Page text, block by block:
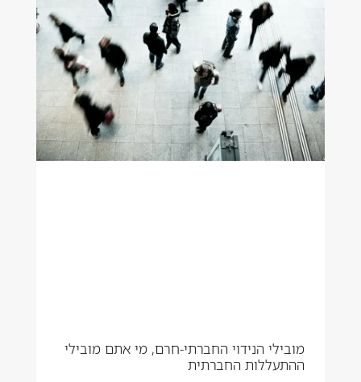
מובילי הנידוי החברתי-חרם, מי אתם מובילי
ההתעללות החברתית